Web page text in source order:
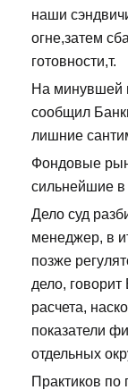
наши
огне,затем
готовности,т.
На минувшей
сообщил
лишние
Фондовые
сильнейшие в
Дело суд
менеджер, в
позже
дело, говорит
расчета,
показатели
отдельных
Практиков по